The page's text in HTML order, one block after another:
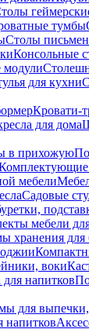
тумбы
Столы
Консольные
для кухни
Кровати-
для дома
в прихожую
мебели
Садовые
мебели
хранения для
воки
напитков
для выпечки,
напитков